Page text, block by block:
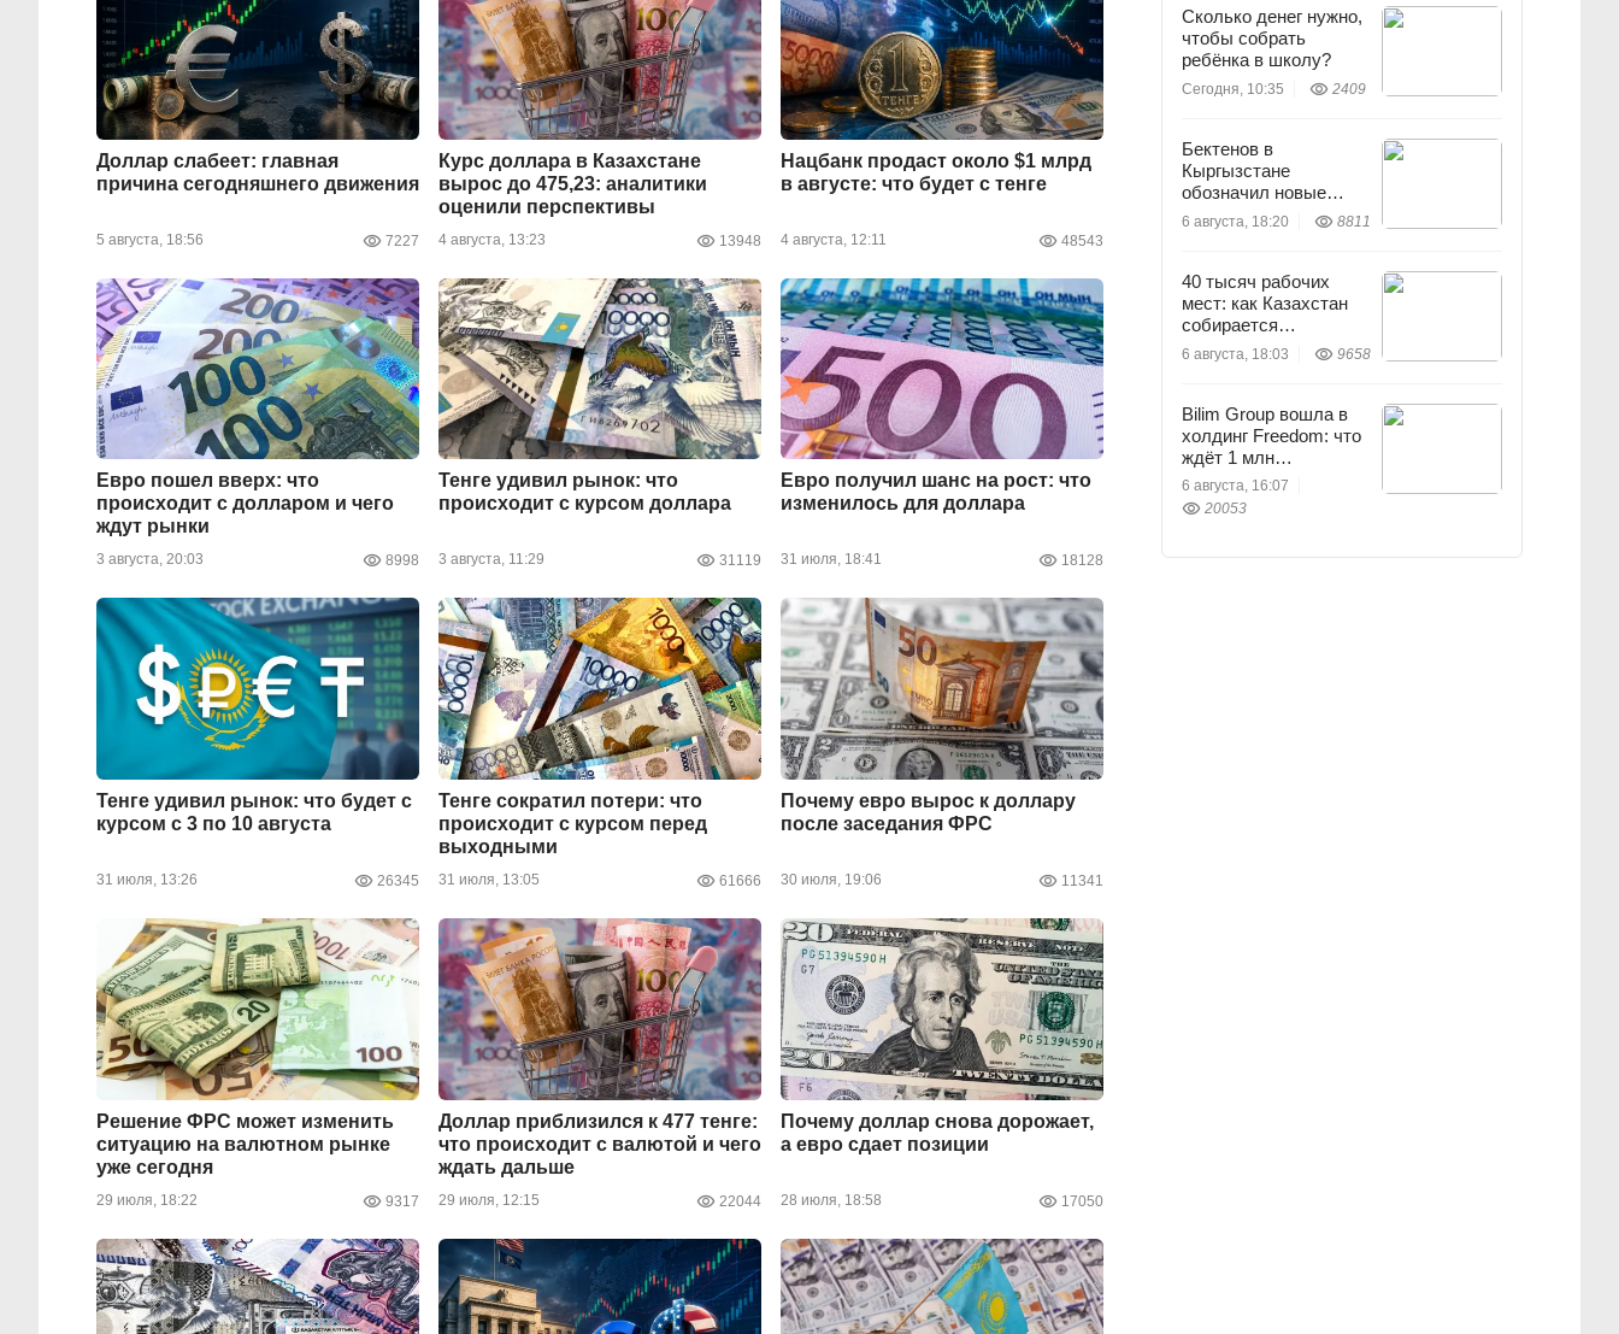
Доллар слабеет: главная
причина сегодняшнего движения
5 августа, 18:56 7227
Курс доллара в Казахстане
вырос до 475,23: аналитики
оценили перспективы
4 августа, 13:23 13948
Нацбанк продаст около $1 млрд
в августе: что будет с тенге
4 августа, 12:11 48543
Евро пошел вверх: что
происходит с долларом и чего
ждут рынки
3 августа, 20:03 8998
Тенге удивил рынок: что
происходит с курсом доллара
3 августа, 11:29 31119
Евро получил шанс на рост: что
изменилось для доллара
31 июля, 18:41 18128
Тенге удивил рынок: что будет с
курсом с 3 по 10 августа
31 июля, 13:26 26345
Тенге сократил потери: что
происходит с курсом перед
выходными
31 июля, 13:05 61666
Почему евро вырос к доллару
после заседания ФРС
30 июля, 19:06 11341
Решение ФРС может изменить
ситуацию на валютном рынке
уже сегодня
29 июля, 18:22 9317
Доллар приблизился к 477 тенге:
что происходит с валютой и чего
ждать дальше
29 июля, 12:15 22044
Почему доллар снова дорожает,
а евро сдает позиции
28 июля, 18:58 17050
Сколько денег нужно,
чтобы собрать
ребёнка в школу?
Сегодня, 10:35 2409
Бектенов в
Кыргызстане
обозначил новые
приоритеты ЕАЭС
6 августа, 18:20 8811
40 тысяч рабочих
мест: как Казахстан
собирается
перезапустить легкую
промышленность
6 августа, 18:03 9658
Bilim Group вошла в
холдинг Freedom: что
ждёт 1 млн
пользователей
6 августа, 16:07
20053